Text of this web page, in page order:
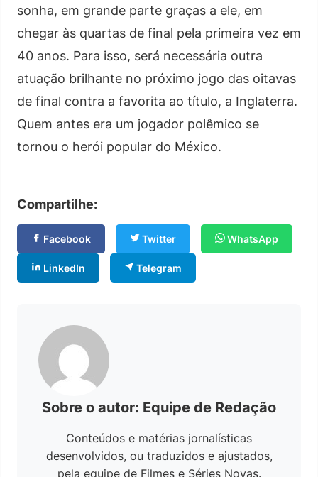
sonha, em grande parte graças a ele, em
chegar às quartas de final pela primeira vez em
40 anos. Para isso, será necessária outra
atuação brilhante no próximo jogo das oitavas
de final contra a favorita ao título, a Inglaterra.
Quem antes era um jogador polêmico se
tornou o herói popular do México.
Compartilhe:
Facebook Twitter WhatsApp
LinkedIn Telegram
Sobre o autor: Equipe de Redação
Conteúdos e matérias jornalísticas
desenvolvidos, ou traduzidos e ajustados,
pela equipe de Filmes e Séries Novas.